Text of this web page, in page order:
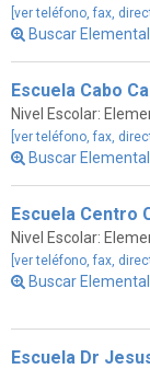
[ver teléfono, fax,
Buscar
Escuela Cabo
Nivel Escolar:
[ver teléfono, fax,
Buscar
Escuela Centro
Nivel Escolar:
[ver teléfono, fax,
Buscar
Escuela Dr